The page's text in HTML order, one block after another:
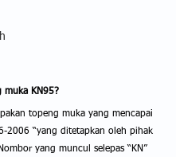
muka KN95?
topeng muka yang mencapai
2006 “yang ditetapkan oleh pihak
yang muncul selepas “KN”